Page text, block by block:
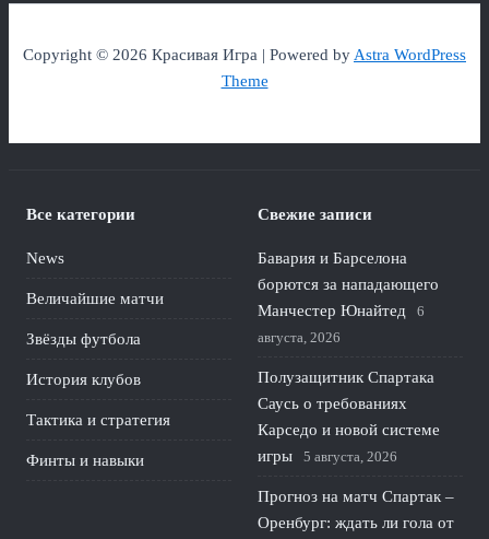
Copyright © 2026 Красивая Игра | Powered byAstra WordPress
Theme
Все категории
News
Величайшие матчи
Звёзды футбола
История клубов
Тактика и стратегия
Финты и навыки
Свежие записи
Бавария и Барселона
борются за нападающего
Манчестер Юнайтед
6
августа, 2026
Полузащитник Спартака
Саусь о требованиях
Карседо и новой системе
игры
5 августа, 2026
Прогноз на матч Спартак –
Оренбург: ждать ли гола от